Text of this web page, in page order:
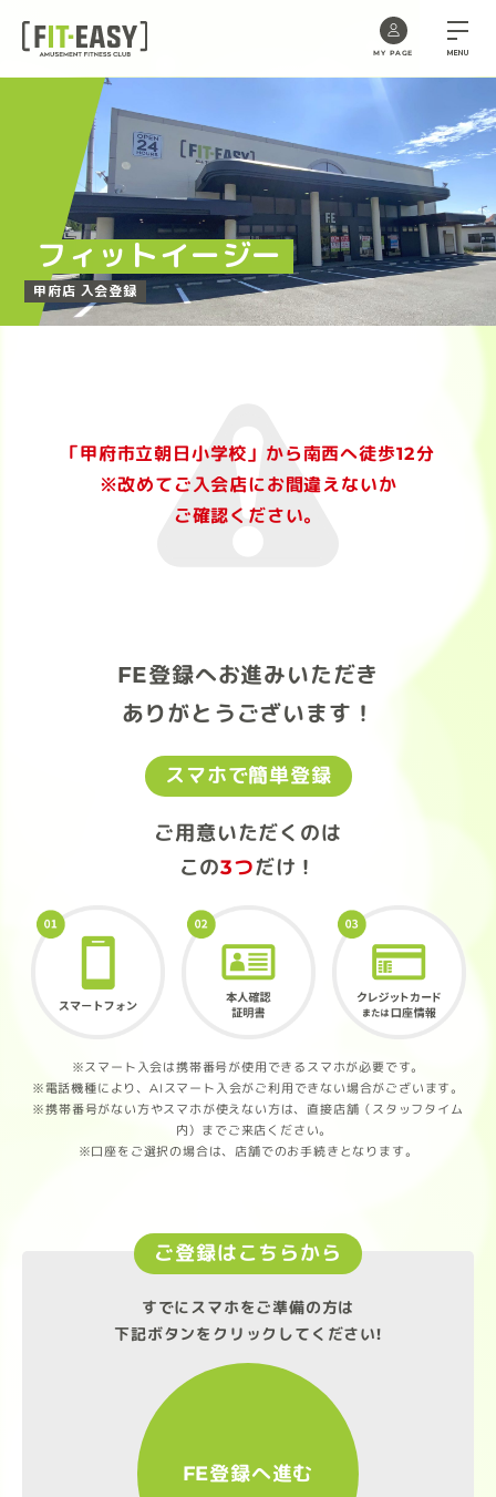
content
MY PAGE MENU
フィットイージー
甲府店 入会登録
「甲府市立朝日小学校」から南西へ徒歩12分
※改めてご入会店にお間違えないか
ご確認ください。
FE登録へお進みいただき
ありがとうございます！
スマホで簡単登録
ご用意いただくのは
この3つだけ！
※スマート入会は携帯番号が使用できるスマホが必要です。
※電話機種により、AIスマート入会がご利用できない場合がございます。
※携帯番号がない方やスマホが使えない方は、直接店舗（スタッフタイム
内）までご来店ください。
※口座をご選択の場合は、店舗でのお手続きとなります。
ご登録はこちらから
すでにスマホをご準備の方は
下記ボタンをクリックしてください!
FE登録へ進む